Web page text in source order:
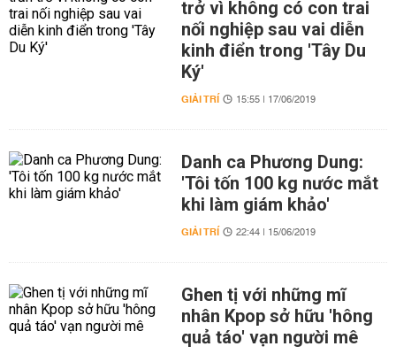
trở vì không có con trai
nối nghiệp sau vai diễn
kinh điển trong 'Tây Du
Ký'
GIẢI TRÍ 15:55 | 17/06/2019
Danh ca Phương Dung:
'Tôi tốn 100 kg nước mắt
khi làm giám khảo'
GIẢI TRÍ 22:44 | 15/06/2019
Ghen tị với những mĩ
nhân Kpop sở hữu 'hông
quả táo' vạn người mê